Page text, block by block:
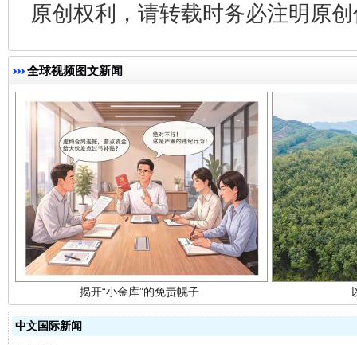
原创权利，请转载时务必注明原
全球视频图文新闻
揭开“小金库”的免责幌子
中文国际新闻